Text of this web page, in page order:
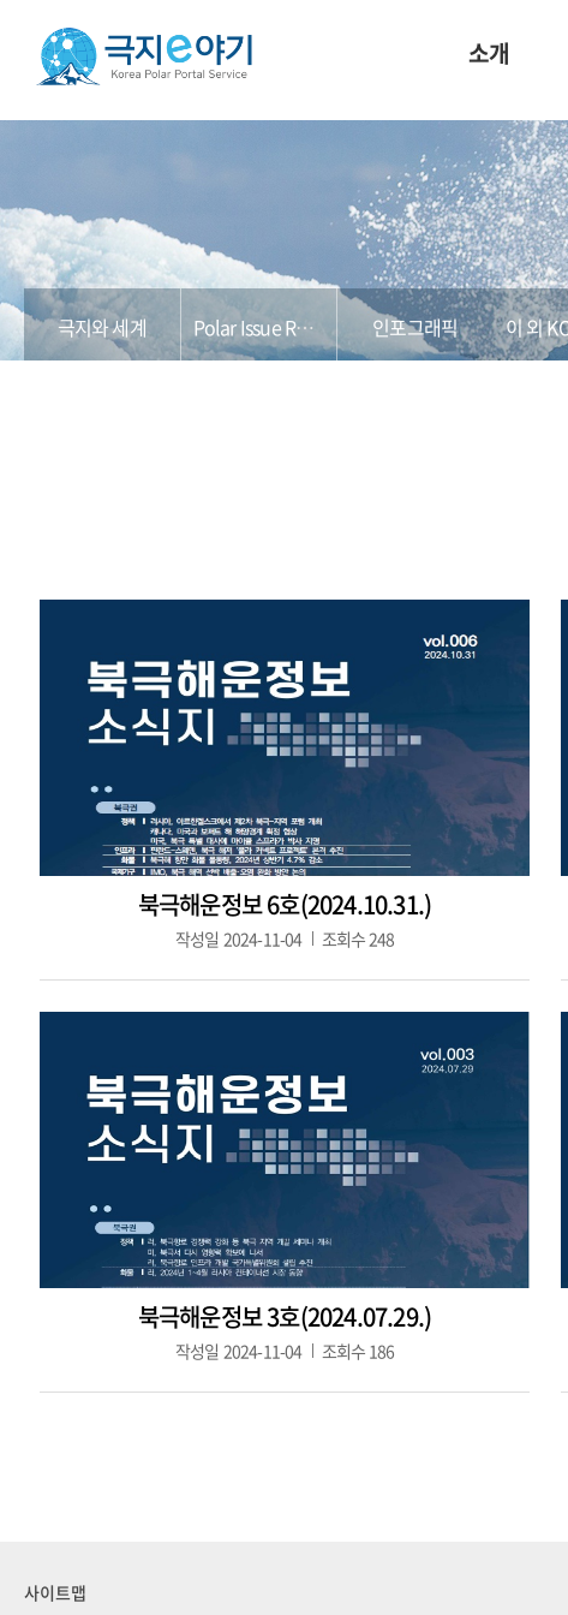
소개
극지와 세계 Polar Issue Report 인포그래픽
북극해운정보 6호(2024.10.31.)
작성일 2024-11-04 조회수248
북극해운정보 3호(2024.07.29.)
작성일 2024-11-04 조회수 186
사이트맵